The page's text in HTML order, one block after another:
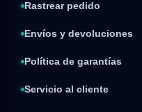
Rastrear pedido
Envíos y devoluciones
Política de garantías
Servicio al cliente